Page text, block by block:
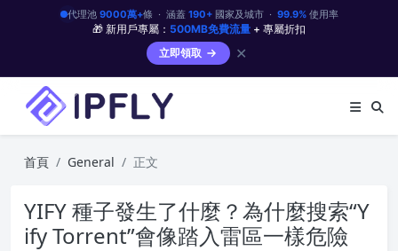
代理池 9000萬+條 · 涵蓋 190+國家及城市 · 99.9%使用率
🎁 新用戶專屬： 500MB免費流量 + 專屬折扣
立即領取
✕
首頁 General 正文
YIFY 種子發生了什麼？為什麼搜索“Y
ify Torrent”會像踏入雷區一樣危險